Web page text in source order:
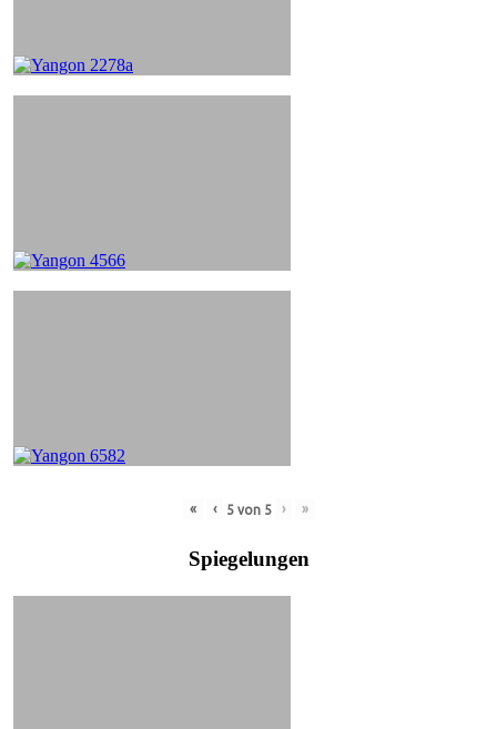
« ‹ 5von 5 › »
Spiegelungen